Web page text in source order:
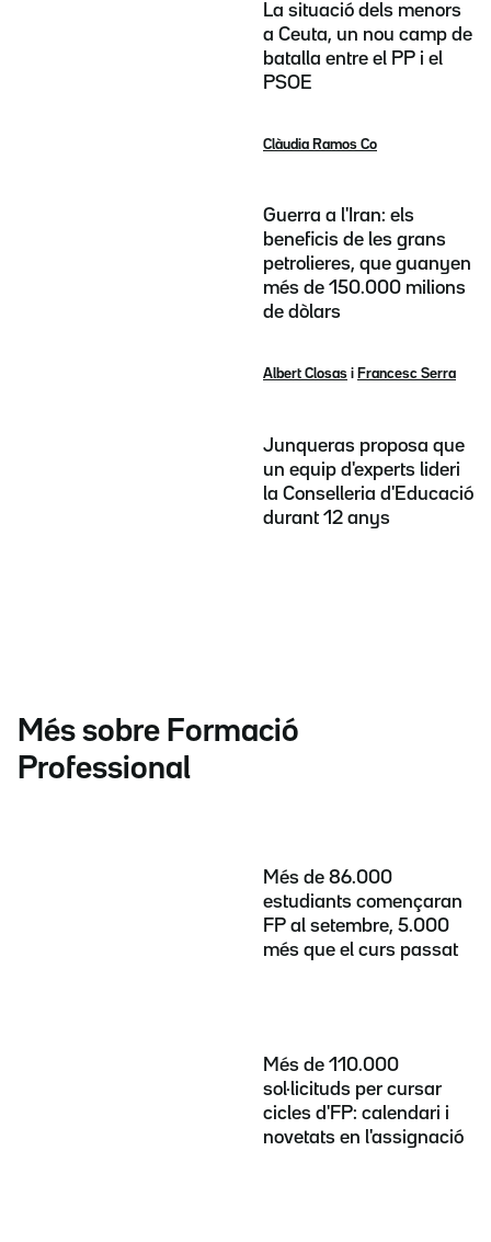
La situació dels menors
a Ceuta, un nou camp de
batalla entre el PP i el
PSOE
Clàudia Ramos Co
Guerra a l'Iran: els
beneficis de les grans
petrolieres, que guanyen
més de 150.000 milions
de dòlars
Albert Closas i Francesc Serra
Junqueras proposa que
un equip d'experts lideri
la Conselleria d'Educació
durant 12 anys
Més sobre Formació
Professional
Més de 86.000
estudiants començaran
FP al setembre, 5.000
més que el curs passat
Més de 110.000
sol·licituds per cursar
cicles d'FP: calendari i
novetats en l'assignació